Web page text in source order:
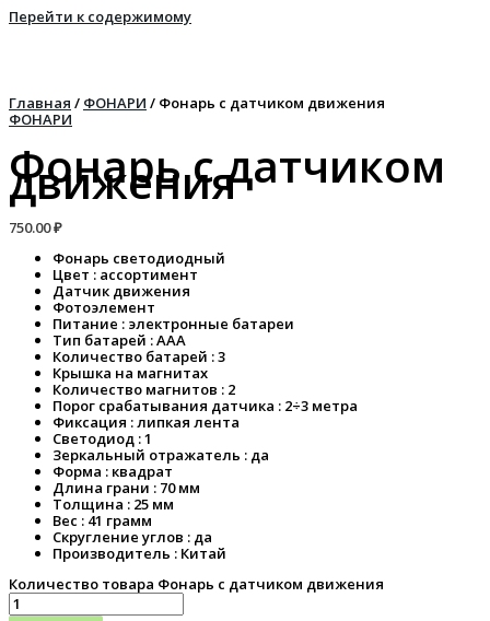
Перейти к содержимому
Главная / ФОНАРИ / Фонарь с датчиком движения
ФОНАРИ
Фонарь с датчиком
движения
750.00₽
Фонарь светодиодный
Цвет : ассортимент
Датчик движения
Фотоэлемент
Питание : электронные батареи
Тип батарей : ААА
Количество батарей : 3
Крышка на магнитах
Количество магнитов : 2
Порог срабатывания датчика : 2÷3 метра
Фиксация : липкая лента
Светодиод : 1
Зеркальный отражатель : да
Форма : квадрат
Длина грани : 70 мм
Толщина : 25 мм
Вес : 41 грамм
Скругление углов : да
Производитель : Китай
Количество товара Фонарь с датчиком движения